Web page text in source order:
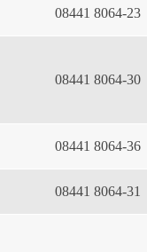
08441 8064-23
08441 8064-30
08441 8064-36
08441 8064-31